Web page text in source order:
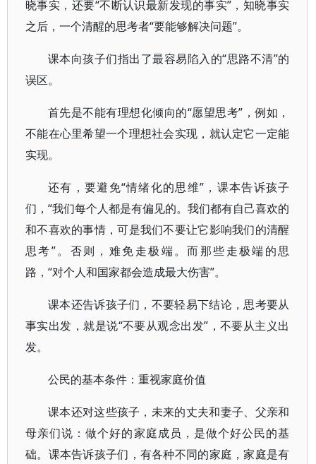
晓事实，还要“不断认识最新发现的事实”，知晓事实
之后，一个清醒的思考者“要能够解决问题”。
课本向孩子们指出了最容易陷入的“思路不清”的
误区。
首先是不能有理想化倾向的“愿望思考”，例如，
不能在心里希望一个理想社会实现，就认定它一定能
实现。
还有，要避免“情绪化的思维”，课本告诉孩子
们，“我们每个人都是有偏见的。我们都有自己喜欢的
和不喜欢的事情，可是我们不要让它影响我们的清醒
思考”。否则，难免走极端。而那些走极端的思
路，“对个人和国家都会造成最大伤害”。
课本还告诉孩子们，不要轻易下结论，思考要从
事实出发，就是说“不要从观念出发”，不要从主义出
发。
公民的基本条件：重视家庭价值
课本还对这些孩子，未来的丈夫和妻子、父亲和
母亲们说：做个好的家庭成员，是做个好公民的基
础。课本告诉孩子们，有各种不同的家庭，家庭是有